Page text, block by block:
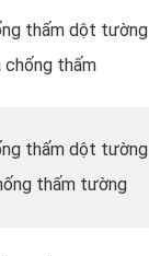
thấm dột tường
chống thấm
thấm dột tường
thấm tường